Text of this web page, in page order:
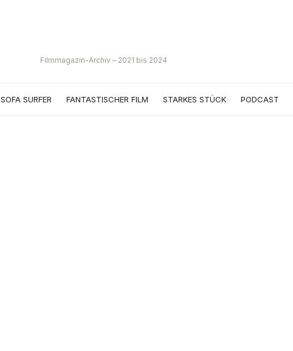
Filmmagazin-Archiv – 2021 bis 2024
SOFA SURFER FANTASTISCHER FILM STARKES STÜCK PODCAST